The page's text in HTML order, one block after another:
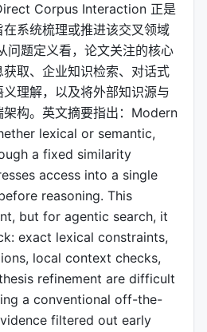
Corpus Interaction 正是
系统梳理或推进该交叉领域
问题定义看，论文关注的核心
取、企业知识检索、对话式
理解，以及将外部知识源与
架构。英文摘要指出：Modern
lexical or semantic,
a fixed similarity
access into a single
reasoning. This
but for agentic search, it
exact lexical constraints,
local context checks,
refinement are difficult
a conventional off-the-
filtered out early